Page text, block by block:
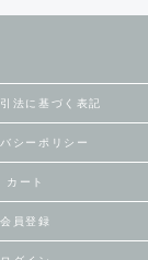
法に基づく表記
シーポリシー
カート
会員登録